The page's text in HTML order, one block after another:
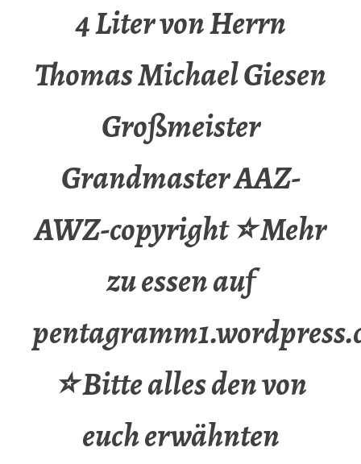
4 Liter von Herrn
Thomas Michael Giesen
Großmeister
Grandmaster AAZ-
AWZ-copyright ⭐ Mehr
zu essen auf
⭐ Bitte alles den von
euch erwähnten